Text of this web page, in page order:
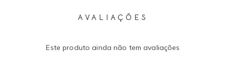
AVALIAÇÕES
Este produto ainda não tem avaliações